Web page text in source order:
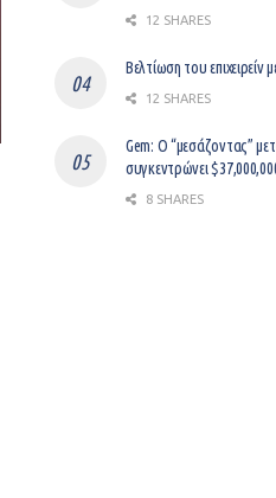
12 SHARES
Βελτίωση του επιχειρείν
12 SHARES
Gem: Ο “μεσάζοντας”
συγκεντρώνει
8 SHARES